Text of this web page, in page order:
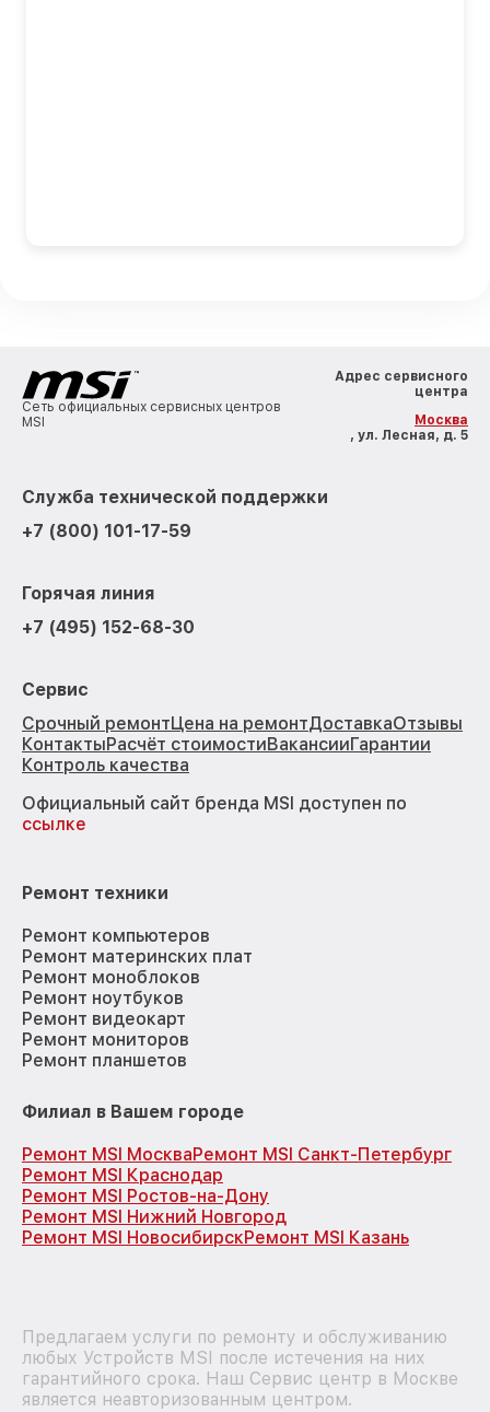
Сеть официальных сервисных центров
MSI
Адрес сервисного
центра
Москва
, ул. Лесная, д. 5
Служба технической поддержки
+7 (800) 101-17-59
Горячая линия
+7 (495) 152-68-30
Сервис
Срочный ремонтЦена на ремонтДоставкаОтзывы
КонтактыРасчёт стоимостиВакансииГарантии
Контроль качества
Официальный сайт бренда MSI доступен по
ссылке
Ремонт техники
Ремонт компьютеров
Ремонт материнских плат
Ремонт моноблоков
Ремонт ноутбуков
Ремонт видеокарт
Ремонт мониторов
Ремонт планшетов
Филиал в Вашем городе
Ремонт MSI МоскваРемонт MSI Санкт-Петербург
Ремонт MSI Краснодар
Ремонт MSI Ростов-на-Дону
Ремонт MSI Нижний Новгород
Ремонт MSI НовосибирскРемонт MSI Казань
Предлагаем услуги по ремонту и обслуживанию
любых Устройств MSI после истечения на них
гарантийного срока. Наш Сервис центр в Москве
является неавторизованным центром.